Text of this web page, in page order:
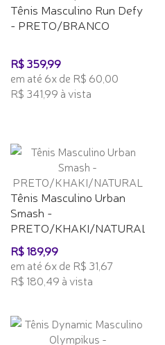
Tênis Masculino Run Defy
- PRETO/BRANCO
R$ 359,99
em até 6x de R$ 60,00
R$ 341,99 à vista
Tênis Masculino Urban
Smash -
PRETO/KHAKI/NATURAL
R$ 189,99
em até 6x de R$ 31,67
R$ 180,49 à vista